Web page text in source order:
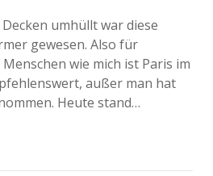
umhüllt war diese
gewesen. Also für
wie mich ist Paris im
außer man hat
Heute stand…